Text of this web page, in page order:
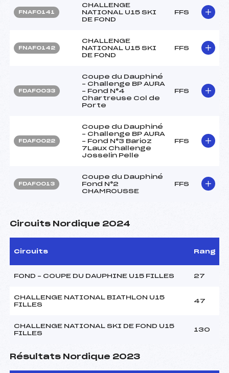
FNAF0141
CHALLENGE
NATIONAL U15 SKI
DE FOND
FFS
FNAF0142
CHALLENGE
NATIONAL U15 SKI
DE FOND
FFS
FDAF0033
Coupe du Dauphiné
– Challenge BP AURA
– Fond N°4
Chartreuse Col de
Porte
FFS
FDAF0022
Coupe du Dauphiné
– Challenge BP AURA
– Fond N°3 Barioz
7Laux Challenge
Josselin Pelle
FFS
FDAF0013
Coupe du Dauphiné
Fond N°2
CHAMROUSSE
FFS
Circuits Nordique 2024
Circuits Rang
FOND – COUPE DU DAUPHINE U15 FILLES 27
CHALLENGE NATIONAL BIATHLON U15
FILLES
47
CHALLENGE NATIONAL SKI DE FOND U15
FILLES
130
Résultats Nordique 2023